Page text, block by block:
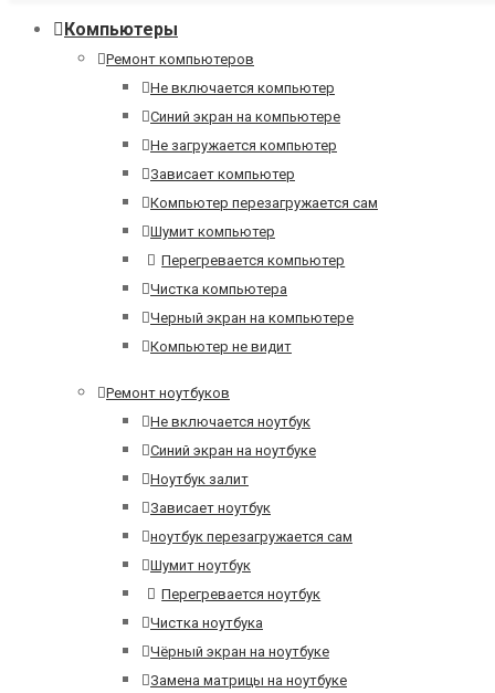
Компьютеры
Ремонт компьютеров
Не включается компьютер
Синий экран на компьютере
Не загружается компьютер
Зависает компьютер
Компьютер перезагружается сам
Шумит компьютер
Перегревается компьютер
Чистка компьютера
Черный экран на компьютере
Компьютер не видит
Ремонт ноутбуков
Не включается ноутбук
Синий экран на ноутбуке
Ноутбук залит
Зависает ноутбук
ноутбук перезагружается сам
Шумит ноутбук
Перегревается ноутбук
Чистка ноутбука
Чёрный экран на ноутбуке
Замена матрицы на ноутбуке